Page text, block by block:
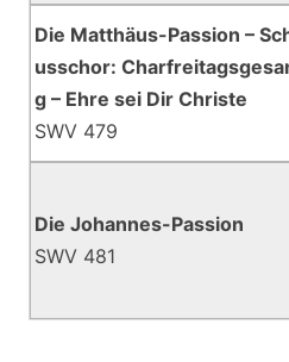
Die Matthäus-Passion –
usschor:
g – Ehre sei Dir Christe
SWV 479
Die Johannes-Passion
SWV 481